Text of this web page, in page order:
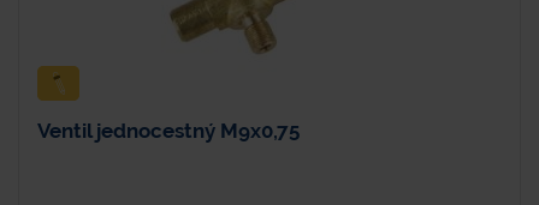
Ventil jednocestný M9x0,75